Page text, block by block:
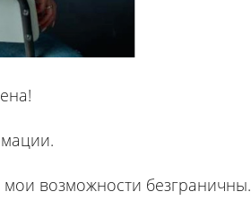
возможности безграничны.